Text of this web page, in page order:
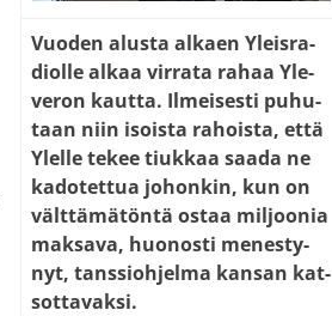
Vuo­den alus­ta al­kaen Yleis­ra­
di­ol­le al­kaa vir­ra­ta ra­haa Yle-
ve­ron kaut­ta. Il­mei­ses­ti pu­hu­
taan niin isois­ta ra­hois­ta, et­tä
Ylel­le te­kee tiuk­kaa saa­da ne
ka­do­tet­tua jo­hon­kin, kun on
vält­tä­mä­tön­tä os­taa mil­joo­nia
mak­sa­va, huo­nos­ti me­nes­ty­
nyt, tans­si­oh­jel­ma kan­san kat­
sot­ta­vak­si.